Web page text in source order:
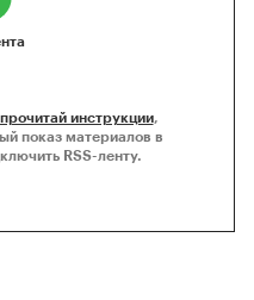
прочитай инструкции,
показ материалов в
RSS-ленту.